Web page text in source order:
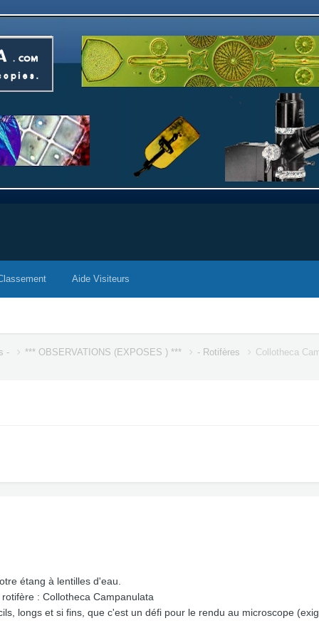
Aide Visiteurs
- *** OBSERVATIONS (EXPOSES ) *** - Rotifères Collotheca
étang à lentilles d'eau.
: Collotheca Campanulata
longs et si fins, que c'est un défi pour le rendu au microscope